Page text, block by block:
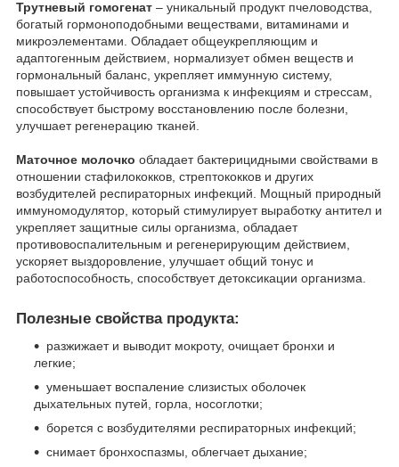
Трутневый гомогенат – уникальный продукт пчеловодства,
богатый гормоноподобными веществами, витаминами и
микроэлементами. Обладает общеукрепляющим и
адаптогенным действием, нормализует обмен веществ и
гормональный баланс, укрепляет иммунную систему,
повышает устойчивость организма к инфекциям и стрессам,
способствует быстрому восстановлению после болезни,
улучшает регенерацию тканей.
Маточное молочко обладает бактерицидными свойствами в
отношении стафилококков, стрептококков и других
возбудителей респираторных инфекций. Мощный природный
иммуномодулятор, который стимулирует выработку антител и
укрепляет защитные силы организма, обладает
противовоспалительным и регенерирующим действием,
ускоряет выздоровление, улучшает общий тонус и
работоспособность, способствует детоксикации организма.
Полезные свойства продукта:
разжижает и выводит мокроту, очищает бронхи и
легкие;
уменьшает воспаление слизистых оболочек
дыхательных путей, горла, носоглотки;
борется с возбудителями респираторных инфекций;
снимает бронхоспазмы, облегчает дыхание;